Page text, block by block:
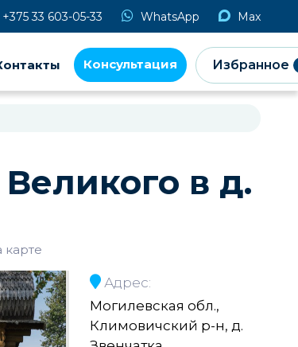
+375 33 603-05-33 WhatsApp Max
Консультация Избранное
в д.
карте
Адрес:
Могилевская обл.,
Климовичский р-н, д.